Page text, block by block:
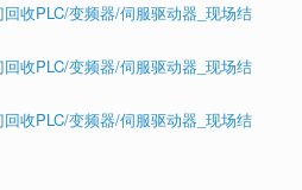
收PLC/变频器/伺服驱动器_现场结
收PLC/变频器/伺服驱动器_现场结
收PLC/变频器/伺服驱动器_现场结